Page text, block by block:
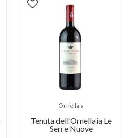
Ornellaia
Tenuta dell’Ornellaia Le
Serre Nuove